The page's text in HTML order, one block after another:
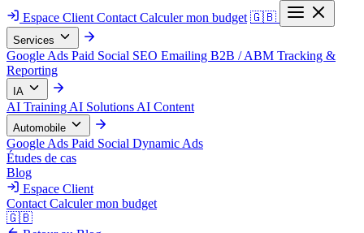
Espace Client Contact Calculer mon budget 🇬🇧
Services
Google Ads Paid Social SEO Emailing B2B / ABM Tracking &
Reporting
IA
AI Training AI Solutions AI Content
Automobile
Google Ads Paid Social Dynamic Ads
Études de cas
Blog
Espace Client
Contact Calculer mon budget
🇬🇧